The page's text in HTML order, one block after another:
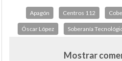
Apagón Centros 112
Óscar López Soberanía
Mostrar